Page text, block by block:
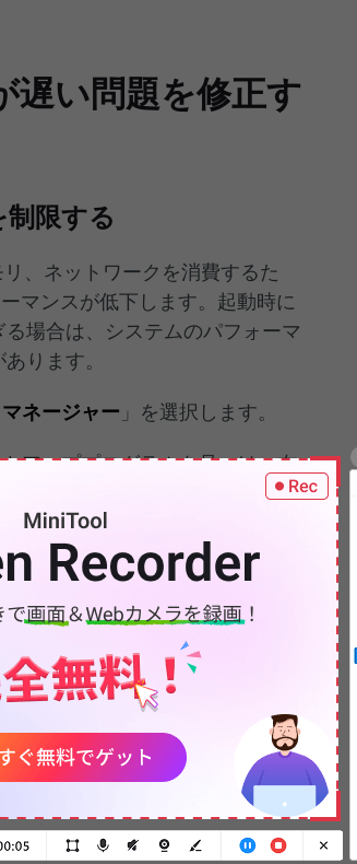
遅い問題を修正す
限する
、ネットワークを消費するた
マンスが低下します。起動時に
場合は、システムのパフォーマ
ります。
ネージャー 」を選択します。
トアッププログラムを見つけ、右
新のWindowsオペレーティングシ
OSは、いくつかの既知の
リリースする可能性がありま
ます。
更新プログラムのチェ